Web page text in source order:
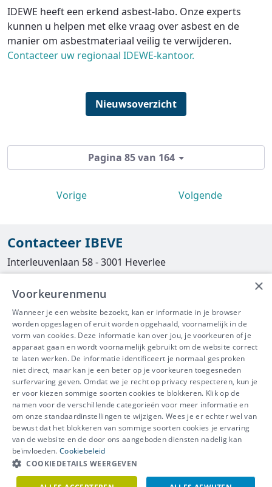
IDEWE heeft een erkend asbest-labo. Onze experts
kunnen u helpen met elke vraag over asbest en de
manier om asbestmateriaal veilig te verwijderen.
Contacteer uw regionaal IDEWE-kantoor.
Nieuwsoverzicht
Pagina 85 van 164
Vorige Volgende
Contacteer IBEVE
Interleuvenlaan 58 - 3001 Heverlee
016/390490
info@ibeve.be
asbest@ibeve.be
Ondernemingsnummer: 0436 612 044
IBEVE maakt deel uit van Groep
IDEWE
Disclaimer-Privacy-Cookiebeleid
Meer vragen? Neem
meteen contact op.
×
Voorkeurenmenu
Wanneer je een website bezoekt, kan er informatie in je browser
worden opgeslagen of eruit worden opgehaald, voornamelijk in de
vorm van cookies. Deze informatie kan over jou, je voorkeuren of je
apparaat gaan en wordt voornamelijk gebruikt om de website correct
te laten werken. De informatie identificeert je normaal gesproken
niet direct, maar kan je een beter op je voorkeuren toegesneden
surfervaring geven. Omdat we je recht op privacy respecteren, kun je
er voor kiezen sommige soorten cookies te blokkeren. Klik op de
namen voor de verschillende categorieën voor meer informatie en
om onze standaardinstellingen te wijzigen. Wees je er echter wel van
bewust dat het blokkeren van sommige soorten cookies je ervaring
van de website en de door ons aangeboden diensten nadelig kan
beïnvloeden. Cookiebeleid
COOKIEDETAILS WEERGEVEN